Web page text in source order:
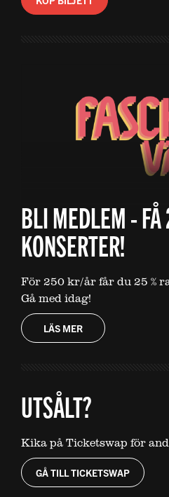
BLI MEDLEM -
KONSERTER!
För 250 kr/år får du 25 %
Gå med idag!
LÄS MER
UTSÅLT?
Kika på Ticketswap för
GÅ TILL TICKETSWAP